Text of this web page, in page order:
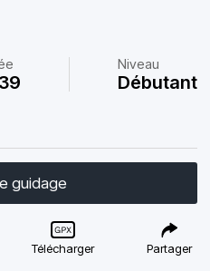
Niveau
Débutant
guidage
Télécharger Partager